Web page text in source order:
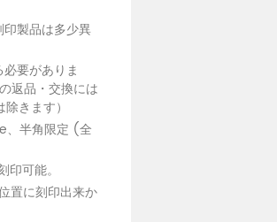
製品は多少異
要がありま
返品・交換には
きます）
、半角限定 (全
可能。
置に刻印出来か